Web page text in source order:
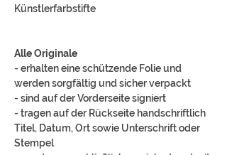
Künstlerfarbstifte
Alle Originale
- erhalten eine schützende Folie und
werden sorgfältig und sicher verpackt
- sind auf der Vorderseite signiert
- tragen auf der Rückseite handschriftlich
Titel, Datum, Ort sowie Unterschrift oder
Stempel